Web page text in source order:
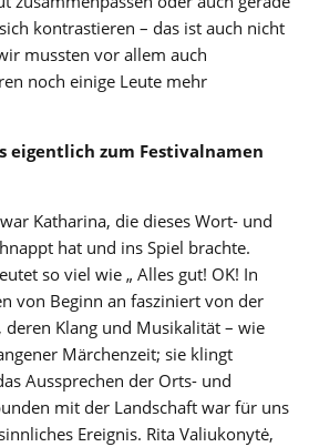
kontrastieren – das ist auch nicht
mussten vor allem auch
noch einige Leute mehr
eigentlich zum Festivalnamen
Katharina, die dieses Wort- und
hat und ins Spiel brachte.
so viel wie „ Alles gut! OK! In
von Beginn an fasziniert von der
deren Klang und Musikalität – wie
Märchenzeit; sie klingt
Aussprechen der Orts- und
mit der Landschaft war für uns
Ereignis. Rita Valiukonytė,